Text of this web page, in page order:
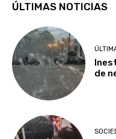
ÚLTIMAS NOTICIAS
de